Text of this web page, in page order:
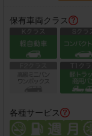
保有車両クラス
各種サービス